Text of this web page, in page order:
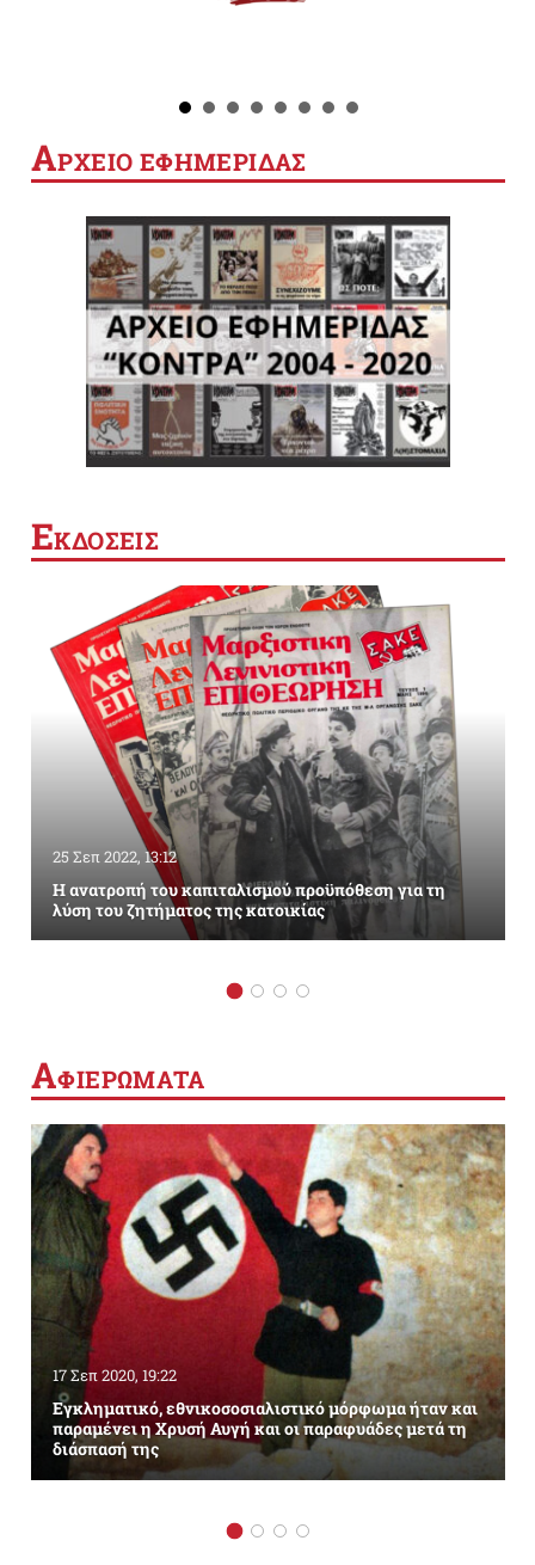
ΑΡΧΕΙΟ ΕΦΗΜΕΡΙΔΑΣ
ΕΚΔΟΣΕΙΣ
25 Σεπ 2022, 13:12
Η ανατροπή του καπιταλισμού προϋπόθεση για τη
λύση του ζητήματος της κατοικίας
ΑΦΙΕΡΩΜΑΤΑ
17 Σεπ 2020, 19:22
Εγκληματικό, εθνικοσοσιαλιστικό μόρφωμα ήταν και
παραμένει η Χρυσή Αυγή και οι παραφυάδες μετά τη
διάσπασή της